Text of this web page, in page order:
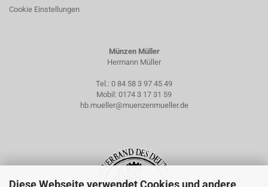
Diese Webseite verwendet Cookies und andere
Cookie Einstellungen
Münzen Müller
Hermann Müller
Tel.: 0 84 58 3 97 45 49
Mobil: 0174 3 17 31 59
hb.mueller@muenzenmueller.de